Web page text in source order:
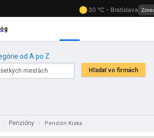
od A po Z
/ Penzióny / Penzión Kiska